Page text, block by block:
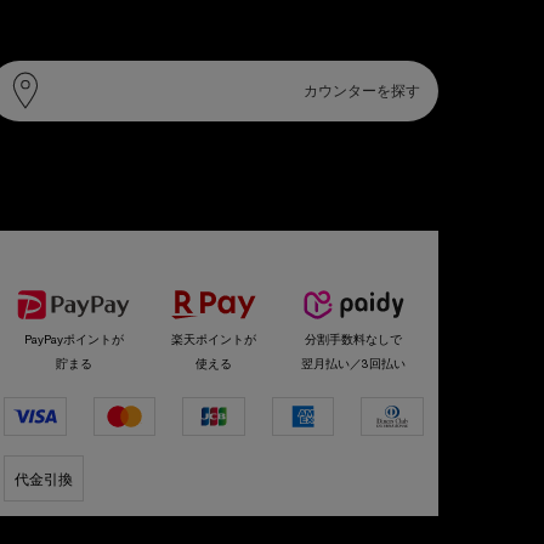
カウンターを探す
PayPayポイントが
貯まる
楽天ポイントが
使える
分割手数料なしで
翌月払い／3回払い
代金引換